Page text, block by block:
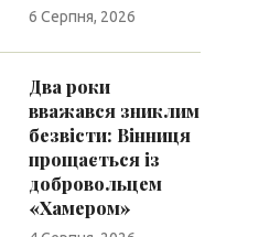
6 Серпня, 2026
Два роки
вважався зниклим
безвісти: Вінниця
прощається із
добровольцем
«Хамером»